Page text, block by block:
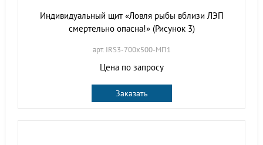
Индивидуальный щит «Ловля рыбы вблизи ЛЭП
смертельно опасна!» (Рисунок 3)
арт. IRS3-700х500-МП1
Цена по запросу
Заказать